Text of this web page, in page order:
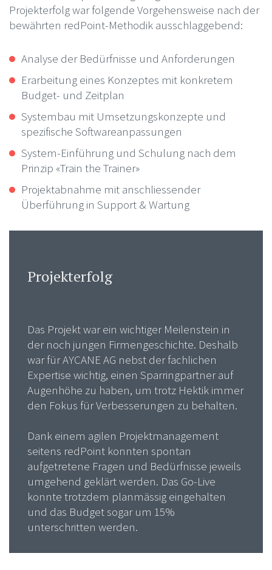
Projekterfolg war folgende Vorgehensweise nach der
bewährten redPoint-Methodik ausschlaggebend:
Analyse der Bedürfnisse und Anforderungen
Erarbeitung eines Konzeptes mit konkretem
Budget- und Zeitplan
Systembau mit Umsetzungskonzepte und
spezifische Softwareanpassungen
System-Einführung und Schulung nach dem
Prinzip «Train the Trainer»
Projektabnahme mit anschliessender
Überführung in Support & Wartung
Projekterfolg
Das Projekt war ein wichtiger Meilenstein in
der noch jungen Firmengeschichte. Deshalb
war für AYCANE AG nebst der fachlichen
Expertise wichtig, einen Sparringpartner auf
Augenhöhe zu haben, um trotz Hektik immer
den Fokus für Verbesserungen zu behalten.
Dank einem agilen Projektmanagement
seitens redPoint konnten spontan
aufgetretene Fragen und Bedürfnisse jeweils
umgehend geklärt werden. Das Go-Live
konnte trotzdem planmässig eingehalten
und das Budget sogar um 15%
unterschritten werden.